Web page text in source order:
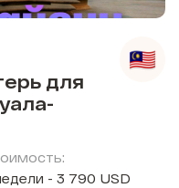
для
- 3 790 USD